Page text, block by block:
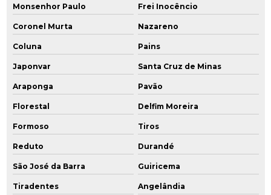
Monsenhor Paulo Frei Inocêncio
Coronel Murta Nazareno
Coluna Pains
Japonvar Santa Cruz de Minas
Araponga Pavão
Florestal Delfim Moreira
Formoso Tiros
Reduto Durandé
São José da Barra Guiricema
Tiradentes Angelândia